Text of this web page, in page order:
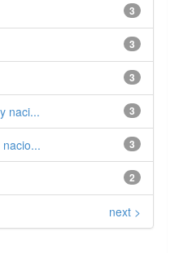
3
3
3
3
naci...
3
2
next >